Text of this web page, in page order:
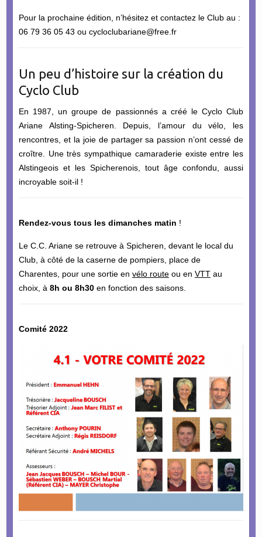
Pour la prochaine édition, n’hésitez et contactez le Club au :
06 79 36 05 43 ou cycloclubariane@free.fr
Un peu d’histoire sur la création du
Cyclo Club
En 1987, un groupe de passionnés a créé le Cyclo Club
Ariane Alsting-Spicheren. Depuis, l’amour du vélo, les
rencontres, et la joie de partager sa passion n’ont cessé de
croître. Une très sympathique camaraderie existe entre les
Alstingeois et les Spicherenois, tout âge confondu, aussi
incroyable soit-il !
Rendez-vous tous les dimanches matin !
Le C.C. Ariane se retrouve à Spicheren, devant le local du
Club, à côté de la caserne de pompiers, place de
Charentes, pour une sortie en vélo routeou en VTTau
choix, à 8h ou 8h30en fonction des saisons.
Comité 2022